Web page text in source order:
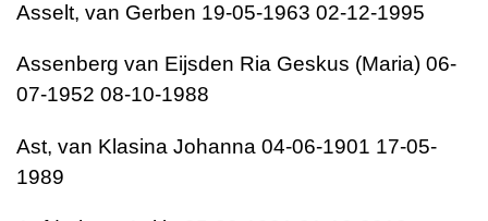
Asselt, van Gerben 19-05-1963 02-12-1995
Assenberg van Eijsden Ria Geskus (Maria) 06-
07-1952 08-10-1988
Ast, van Klasina Johanna 04-06-1901 17-05-
1989